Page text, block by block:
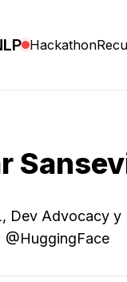
Hackathon
Dev Advocacy y
@HuggingFace